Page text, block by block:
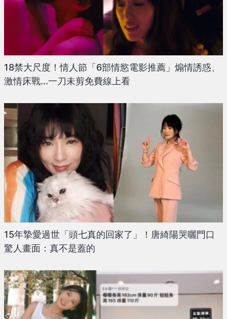
18禁大尺度！情人節「6部情慾電影推薦」煽情誘惑、
激情床戰...一刀未剪免費線上看
15年摯愛過世「頭七真的回家了」！唐綺陽哭曬門口
驚人畫面：真不是蓋的